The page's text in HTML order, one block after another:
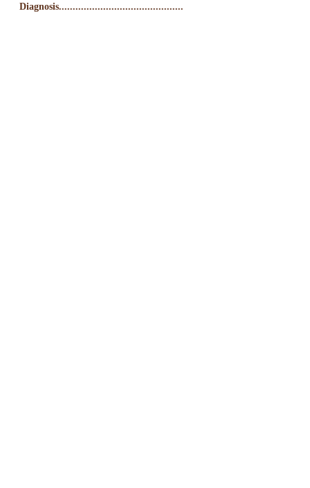
Diagnosis.............................................